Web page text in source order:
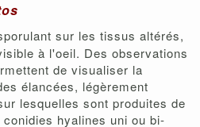
sur les tissus altérés,
à l'oeil. Des observations
de visualiser la
élancées, légèrement
lesquelles sont produites de
hyalines uni ou bi-